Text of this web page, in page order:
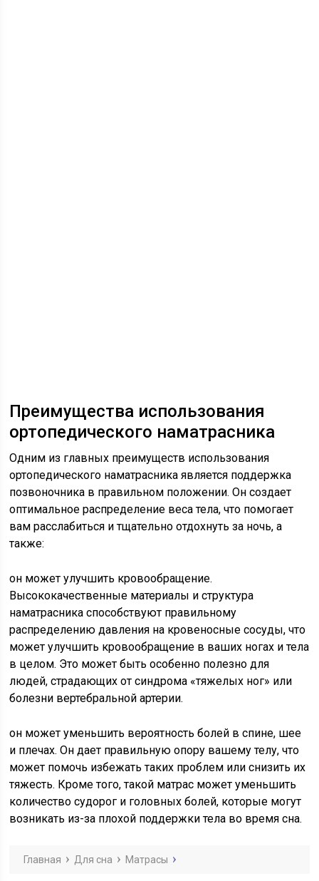
Преимущества использования
ортопедического наматрасника
Одним из главных преимуществ использования
ортопедического наматрасника является поддержка
позвоночника в правильном положении. Он создает
оптимальное распределение веса тела, что помогает
вам расслабиться и тщательно отдохнуть за ночь, а
также:
он может улучшить кровообращение.
Высококачественные материалы и структура
наматрасника способствуют правильному
распределению давления на кровеносные сосуды, что
может улучшить кровообращение в ваших ногах и тела
в целом. Это может быть особенно полезно для
людей, страдающих от синдрома «тяжелых ног» или
болезни вертебральной артерии.
он может уменьшить вероятность болей в спине, шее
и плечах. Он дает правильную опору вашему телу, что
может помочь избежать таких проблем или снизить их
тяжесть. Кроме того, такой матрас может уменьшить
количество судорог и головных болей, которые могут
возникать из-за плохой поддержки тела во время сна.
Главная Для сна Матрасы